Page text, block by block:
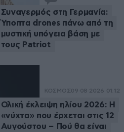
Συναγερμός στη Γερμανία:
Ύποπτα drones πάνω από τη
μυστική υπόγεια βάση με
τους Patriot
ΚΟΣΜΟΣ09·08·2026 01:12
Ολική έκλειψη ηλίου 2026: Η
«νύχτα» που έρχεται στις 12
Αυγούστου – Πού θα είναι